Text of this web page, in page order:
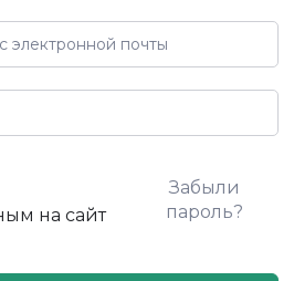
на сайт
Забыли
пароль?